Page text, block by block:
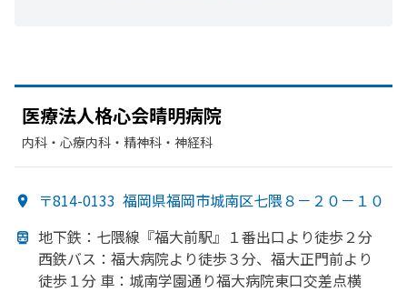
医療法人格心会晴明病院
内科・​心療内科・​精神科・神経科
〒814-0133 福岡県福岡市城南区七隈８－２０－１０
地下鉄：七隈線『福大前駅』 １番出口より徒歩２分
西鉄バス：福大病院より徒歩３分、 福大正門前より
徒歩１分 車：城南学園通り福大病院東口交差点横